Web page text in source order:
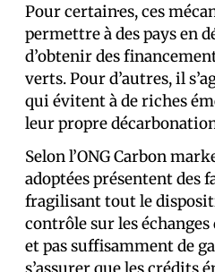
Pour certain·es, ces
permettre à des pays en
d’obtenir des
verts. Pour d’autres, il
qui évitent à de riches
leur propre
Selon l’ONG Carbon
adoptées présentent des
fragilisant tout le
contrôle sur les
et pas suffisamment de